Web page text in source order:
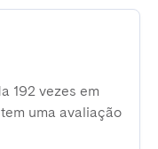
192 vezes em
uma avaliação